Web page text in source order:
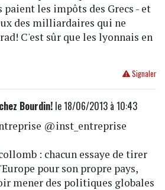
paient les impôts des Grecs - et
des milliardaires qui ne
C'est sûr que les lyonnais en
Signaler
Bourdin!le 18/06/2013 à 10:43
@inst_entreprise
: chacun essaye de tirer
pour son propre pays,
mener des politiques globales